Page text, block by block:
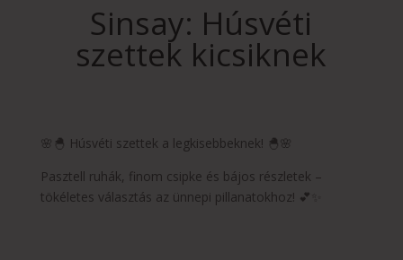
Sinsay: Húsvéti
szettek kicsiknek
🌸🐣 Húsvéti szettek a legkisebbeknek! 🐣🌸
Pasztell ruhák, finom csipke és bájos részletek –
tökéletes választás az ünnepi pillanatokhoz! 💕✨